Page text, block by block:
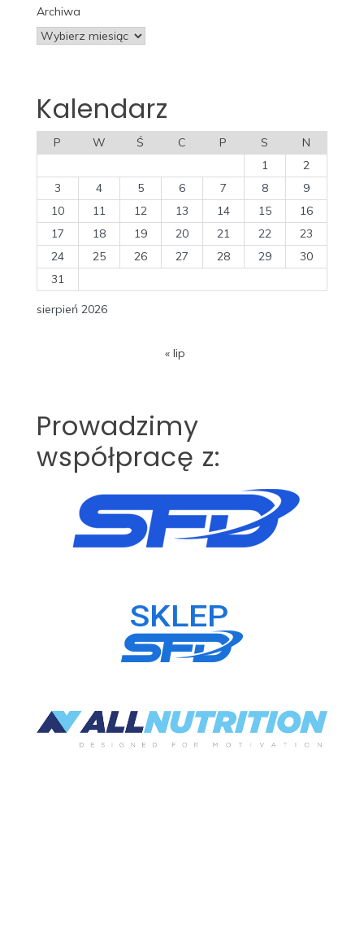
Archiwa
Kalendarz
sierpień 2026
P W Ś C P S
N
1
2
3
4 5 6 7 8
9
10
11 12 13 14 15
16
17
18 19 20 21 22
23
24
25 26 27 28 29
30
31
« lip
Prowadzimy
współpracę z: